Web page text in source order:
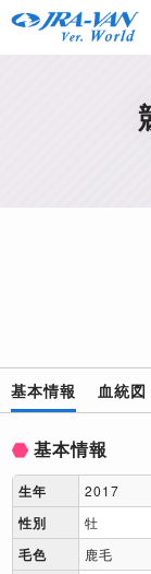
基本情報 血統図
基本情報
生年 2017
性別 牡
毛色 鹿毛